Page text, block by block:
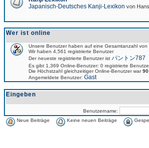
Japanisch-Deutsches Kanji-Lexikon von
Wer ist online
Unsere Benutzer haben auf eine Gesamtanzahl
Wir haben 4,561 registrierte Benutzer
Der neueste registrierte Benutzer ist パントン787
Es gibt 1,369 Online-Benutzer: 0 registrierte
Die Höchstzahl gleichzeitiger Online-Benutzer war
Angemeldete Benutzer: Gast
Eingeben
Benutzername:
Neue Beiträge
Keine neuen Beiträge